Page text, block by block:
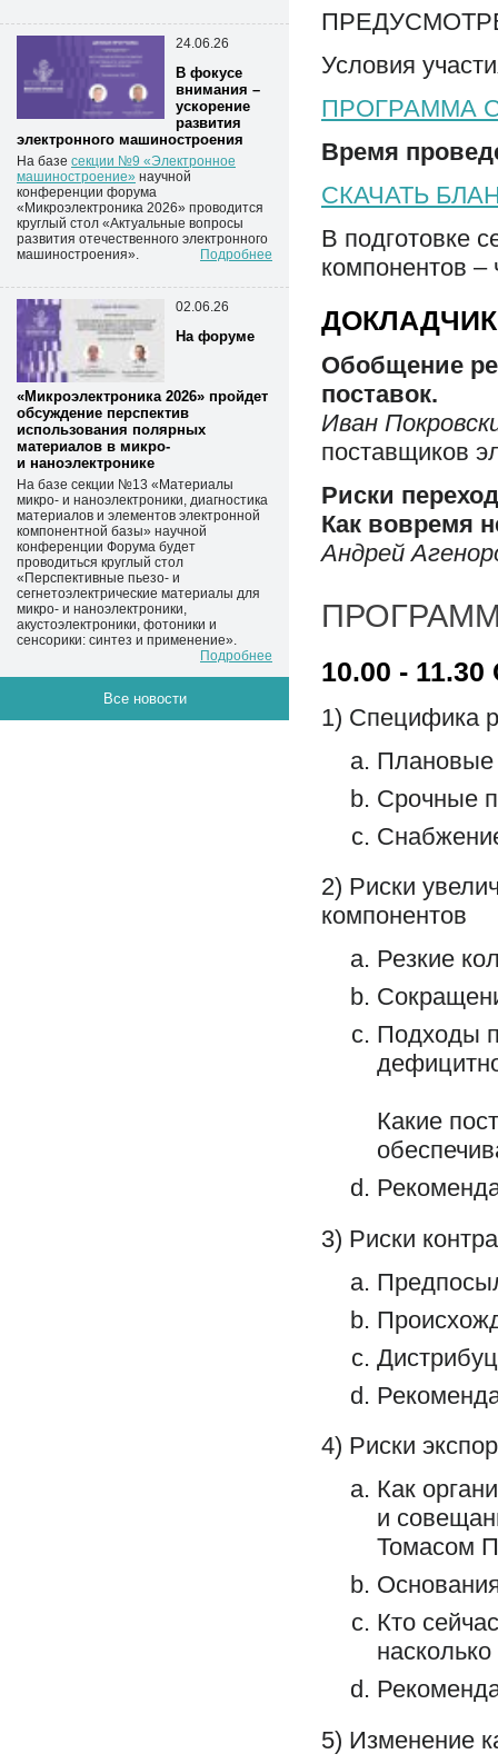
24.06.26
В фокусе
внимания –
ускорение
развития
электронного машиностроения
На базе секции №9 «Электронное
машиностроение» научной
конференции форума
«Микроэлектроника 2026» проводится
круглый стол «Актуальные вопросы
развития отечественного электронного
машиностроения».
Подробнее
02.06.26
На форуме
«Микроэлектроника 2026» пройдет
обсуждение перспектив
использования полярных
материалов в микро-
и наноэлектронике
На базе секции №13 «Материалы
микро- и наноэлектроники, диагностика
материалов и элементов электронной
компонентной базы» научной
конференции Форума будет
проводиться круглый стол
«Перспективные пьезо- и
сегнетоэлектрические материалы для
микро- и наноэлектроники,
акустоэлектроники, фотоники и
сенсорики: синтез и применение».
Подробнее
Все новости
Условия
ПРОГРАММА
Время
СКАЧАТЬ
В подготовке
компонентов
Обобщение
поставок.
Иван
поставщиков
Риски
Как вовремя
Андрей
10.00 - 11.30
1) Специфика
Плановые
Срочные
2) Риски
компонентов
Резкие
Подходы
Какие
3) Риски
4) Риски
Как
и
Томасом
Кто
5) Изменение